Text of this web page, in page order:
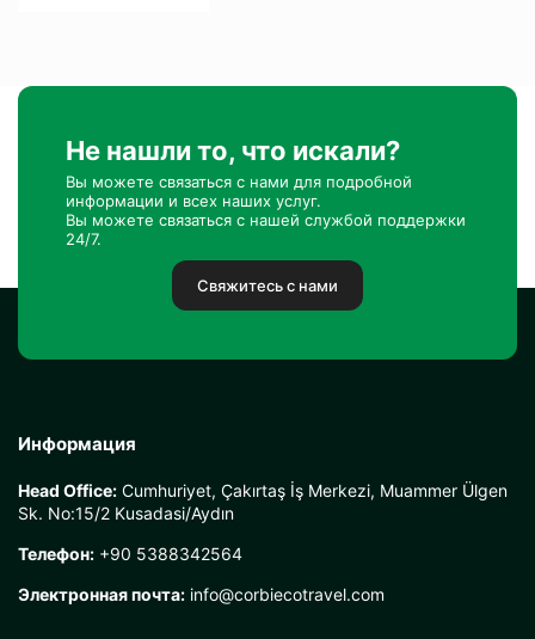
Не нашли то, что искали?
Вы можете связаться с нами для подробной
информации и всех наших услуг.
Вы можете связаться с нашей службой поддержки
24/7.
Свяжитесь с нами
Информация
Head Office: Cumhuriyet, Çakırtaş İş Merkezi, Muammer Ülgen
Sk. No:15/2 Kusadasi/Aydın
Телефон: +90 5388342564
Электронная почта: info@corbiecotravel.com